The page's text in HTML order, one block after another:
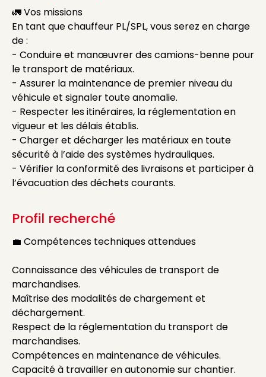
🚛 Vos missions
En tant que chauffeur PL/SPL, vous serez en charge
de :
- Conduire et manœuvrer des camions-benne pour
le transport de matériaux.
- Assurer la maintenance de premier niveau du
véhicule et signaler toute anomalie.
- Respecter les itinéraires, la réglementation en
vigueur et les délais établis.
- Charger et décharger les matériaux en toute
sécurité à l’aide des systèmes hydrauliques.
- Vérifier la conformité des livraisons et participer à
l’évacuation des déchets courants.
Profil recherché
💼 Compétences techniques attendues
Connaissance des véhicules de transport de
marchandises.
Maîtrise des modalités de chargement et
déchargement.
Respect de la réglementation du transport de
marchandises.
Compétences en maintenance de véhicules.
Capacité à travailler en autonomie sur chantier.